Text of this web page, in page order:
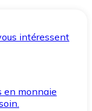
intéressent
en monnaie